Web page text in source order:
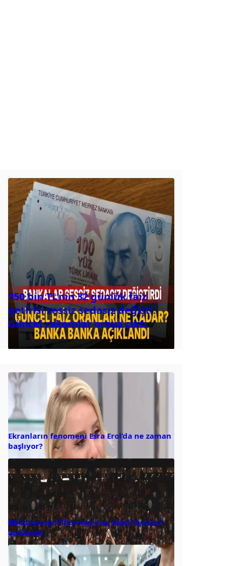
350 bin TL’nin 32 günlük faiz
getirisi sessiz sedasız değişti:
Güncel rakamlar oraya çıktı
Ekranların fenomeni Esra Erol’da ne zaman
başlıyor?
Galatasaray Villarreal maç bilet fiyatları
açıklandı